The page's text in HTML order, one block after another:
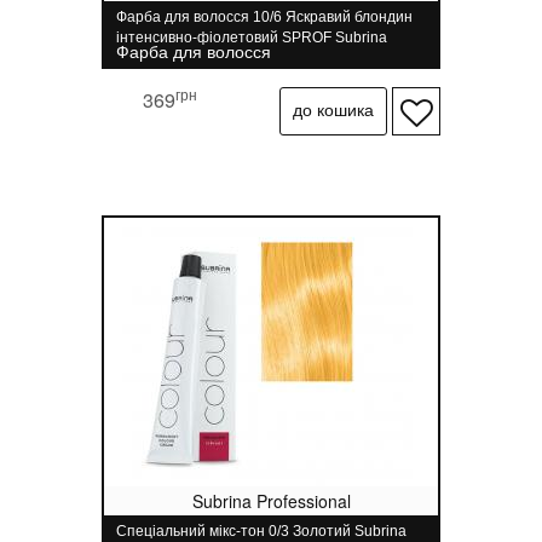
Фарба для волосся 10/6 Яскравий блондин
інтенсивно-фіолетовий SPROF Subrina
Professional 100 мл
Фарба для волосся
369грн
Subrina Professional
Спеціальний мікс-тон 0/3 Золотий Subrina